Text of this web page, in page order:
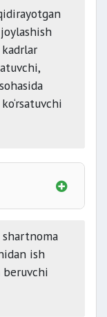
shartnoma
ish
beruvchi